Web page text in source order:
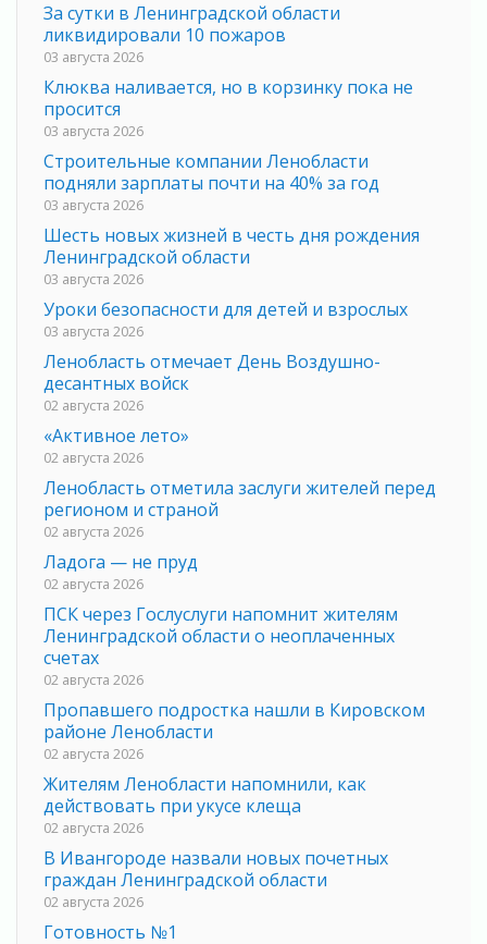
За сутки в Ленинградской области
ликвидировали 10 пожаров
03 августа 2026
Клюква наливается, но в корзинку пока не
просится
03 августа 2026
Строительные компании Ленобласти
подняли зарплаты почти на 40% за год
03 августа 2026
Шесть новых жизней в честь дня рождения
Ленинградской области
03 августа 2026
Уроки безопасности для детей и взрослых
03 августа 2026
Ленобласть отмечает День Воздушно-
десантных войск
02 августа 2026
«Активное лето»
02 августа 2026
Ленобласть отметила заслуги жителей перед
регионом и страной
02 августа 2026
Ладога — не пруд
02 августа 2026
ПСК через Гослуслуги напомнит жителям
Ленинградской области о неоплаченных
счетах
02 августа 2026
Пропавшего подростка нашли в Кировском
районе Ленобласти
02 августа 2026
Жителям Ленобласти напомнили, как
действовать при укусе клеща
02 августа 2026
В Ивангороде назвали новых почетных
граждан Ленинградской области
02 августа 2026
Готовность №1